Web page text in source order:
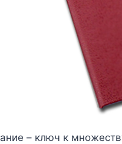
– ключ к